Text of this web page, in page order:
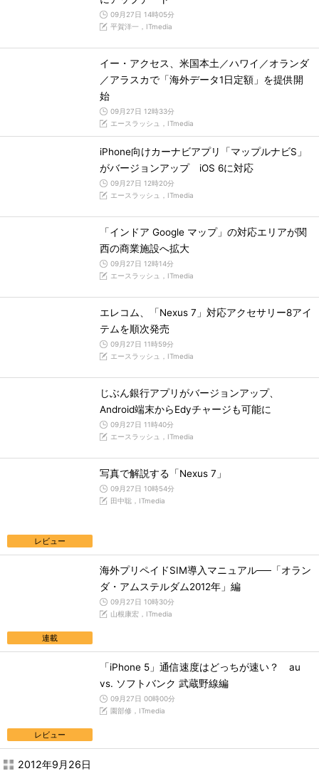
09月27日 14時05分
平賀洋一，ITmedia
イー・アクセス、米国本土／ハワイ／オランダ
／アラスカで「海外データ1日定額」を提供開
始
09月27日 12時33分
エースラッシュ，ITmedia
iPhone向けカーナビアプリ「マップルナビS」
がバージョンアップ iOS 6に対応
09月27日 12時20分
エースラッシュ，ITmedia
「インドア Google マップ」の対応エリアが関
西の商業施設へ拡大
09月27日 12時14分
エースラッシュ，ITmedia
エレコム、「Nexus 7」対応アクセサリー8アイ
テムを順次発売
09月27日 11時59分
エースラッシュ，ITmedia
じぶん銀行アプリがバージョンアップ、
Android端末からEdyチャージも可能に
09月27日 11時40分
エースラッシュ，ITmedia
レビュー
写真で解説する「Nexus 7」
09月27日 10時54分
田中聡，ITmedia
連載
海外プリペイドSIM導入マニュアル──「オラン
ダ・アムステルダム2012年」編
09月27日 10時30分
山根康宏，ITmedia
レビュー
「iPhone 5」通信速度はどっちが速い？ au
vs. ソフトバンク 武蔵野線編
09月27日 00時00分
園部修，ITmedia
2012年9月26日